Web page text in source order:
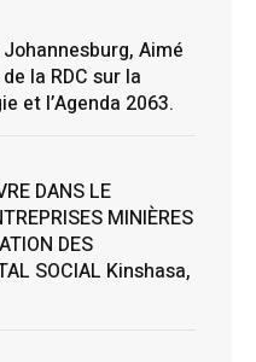
Aimé
la RDC sur la
et l’Agenda 2063.
DANS LE
MINIÈRES
DES
SOCIAL Kinshasa,